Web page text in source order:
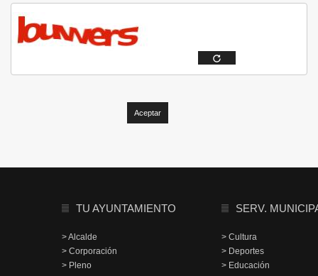
TU AYUNTAMIENTO
> Alcalde
> Corporación
> Pleno
SERV.
> Cultura
> Deportes
> Educación